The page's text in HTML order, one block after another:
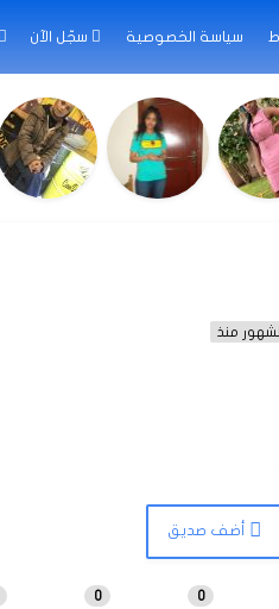
سياسة الخصوصية سجّل الآن
أضف صديق
0
0